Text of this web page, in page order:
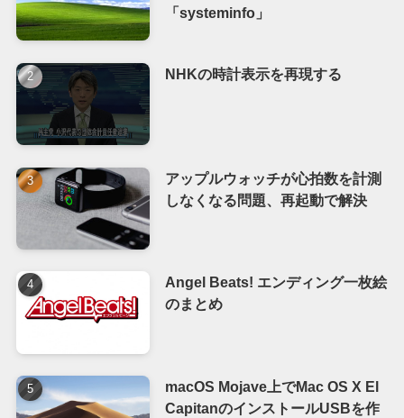
「systeminfo」
NHKの時計表示を再現する
アップルウォッチが心拍数を計測
しなくなる問題、再起動で解決
Angel Beats! エンディング一枚絵
のまとめ
macOS Mojave上でMac OS X El
CapitanのインストールUSBを作